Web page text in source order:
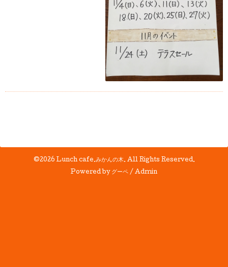
©2026Lunch cafe.みかんの木. All Rights Reserved.
Powered by グーペ / Admin